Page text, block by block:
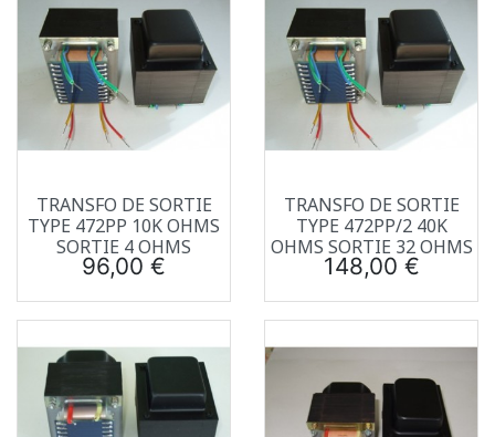
TRANSFO DE SORTIE
TYPE 472PP 10K OHMS
SORTIE 4 OHMS
Prix
96,00 €
TRANSFO DE SORTIE
TYPE 472PP/2 40K
OHMS SORTIE 32 OHMS
Prix
148,00 €